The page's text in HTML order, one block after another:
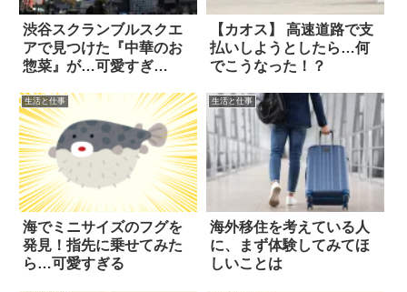
渋谷スクランブルスクエ
アで見つけた『中華のお
惣菜』が…可愛すぎ
【カオス】 高速道路で支
払いしようとしたら…何
でこうなった！？
生活と仕事
海でミニサイズのフグを
発見！指先に乗せてみた
ら…可愛すぎる
生活と仕事
海外移住を考えている人
に、まず体験してみてほ
しいことは